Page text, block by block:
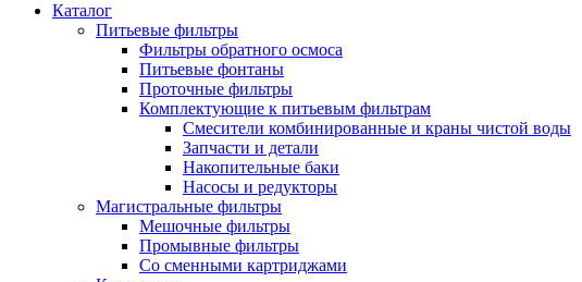
Каталог
Питьевые фильтры
Фильтры обратного осмоса
Питьевые фонтаны
Проточные фильтры
Комплектующие к питьевым фильтрам
Смесители комбинированные и краны чистой воды
Запчасти и детали
Накопительные баки
Насосы и редукторы
Магистральные фильтры
Мешочные фильтры
Промывные фильтры
Со сменными картриджами